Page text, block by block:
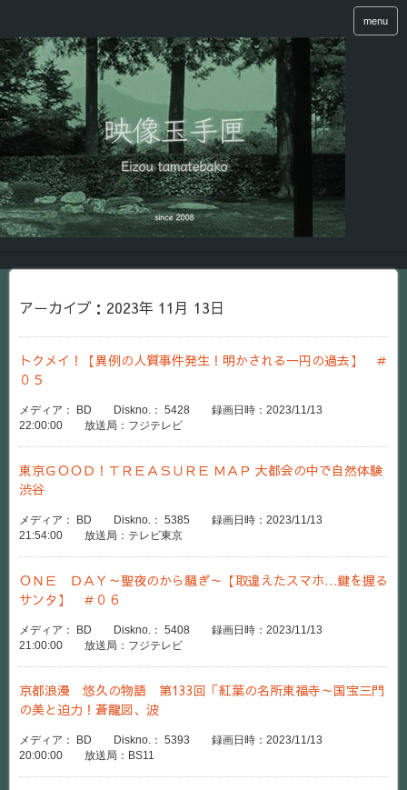
menu
アーカイブ：2023年 11月 13日
トクメイ！【異例の人質事件発生！明かされる一円の過去】 ＃
０５
メディア： BD Diskno.： 5428 録画日時：2023/11/13
22:00:00 放送局：フジテレビ
東京ＧＯＯＤ！ＴＲＥＡＳＵＲＥ ＭＡＰ 大都会の中で自然体験
渋谷
メディア： BD Diskno.： 5385 録画日時：2023/11/13
21:54:00 放送局：テレビ東京
ＯＮＥ ＤＡＹ～聖夜のから騒ぎ～【取違えたスマホ…鍵を握る
サンタ】 ＃０６
メディア： BD Diskno.： 5408 録画日時：2023/11/13
21:00:00 放送局：フジテレビ
京都浪漫 悠久の物語 第133回「紅葉の名所東福寺～国宝三門
の美と迫力！蒼龍図、波
メディア： BD Diskno.： 5393 録画日時：2023/11/13
20:00:00 放送局：BS11